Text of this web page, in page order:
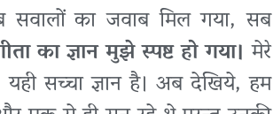
का जवाब मिल गया, सब
का ज्ञान मुझे स्पष्ट हो गया। मेरे
सच्चा ज्ञान है। अब देखिये, हम